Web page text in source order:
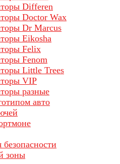
Differen
Doctor Wax
Dr Marcus
Eikosha
Felix
Fenom
Little Trees
VIP
разные
авто
зоны